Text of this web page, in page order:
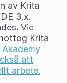
av Krita
3.x.
Vid
Krita
att
arbete.